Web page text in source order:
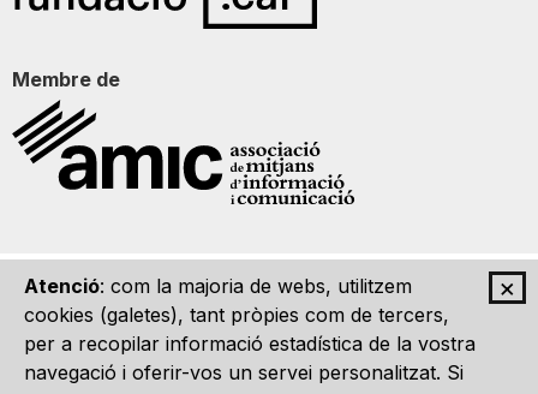
×
Atenció: com la majoria de webs, utilitzem
cookies (galetes), tant pròpies com de tercers,
per a recopilar informació estadística de la vostra
navegació i oferir-vos un servei personalitzat. Si
Membre de
Qui som Contacte Imatge Gràfica Avís legal